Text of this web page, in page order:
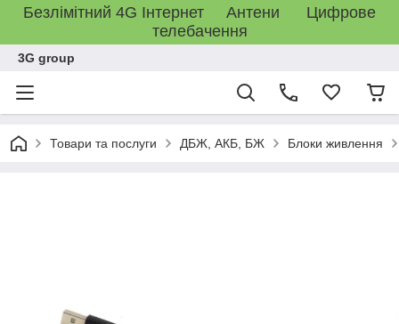
Безлімітний 4G Інтернет Антени Цифрове
телебачення
3G group
Товари та послуги ДБЖ, АКБ, БЖ Блоки живлення